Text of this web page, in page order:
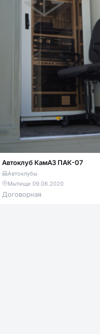
Автоклуб КамАЗ ПАК-07
Автоклубы
Мытищи·09.06.2020
Договорная